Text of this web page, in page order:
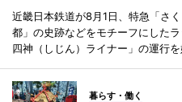
近畿日本鉄道が8月1日、特急「さ
都」の史跡などをモチーフにした
四神（しじん）ライナー」の運行を
暮らす・働く